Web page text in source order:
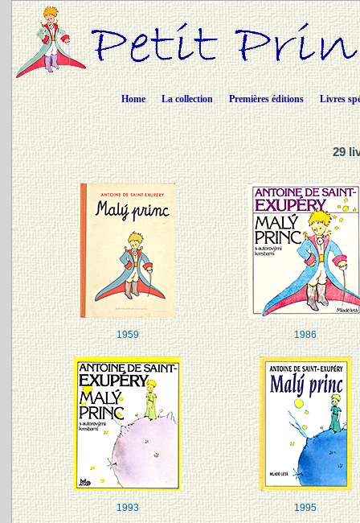
Home La collection Premières éditions Livres
29
1959 1986
1993 1995